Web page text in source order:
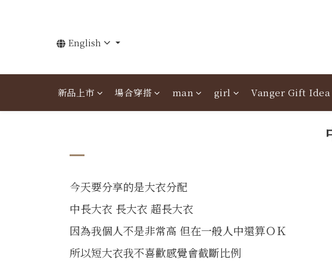
新品上市 場合穿搭 man girl Vanger Gift Idea
English
今天要分享的是大衣分配
中長大衣 長大衣 超長大衣
因為我個人不是非常高 但在一般人中還算ＯＫ
所以短大衣我不喜歡感覺會截斷比例